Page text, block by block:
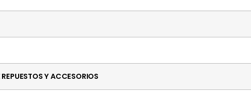
Y ACCESORIOS